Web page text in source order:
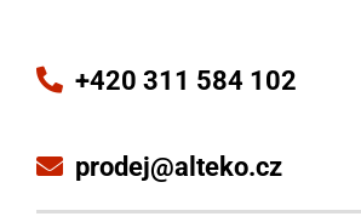
+420 311 584 102
prodej@alteko.cz